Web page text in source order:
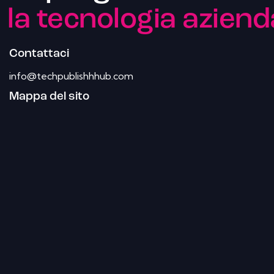
la tecnologia
Contattaci
info@techpublishhhub.com
Mappa del sito